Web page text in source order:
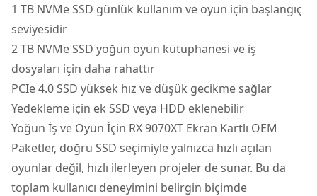
1 TB NVMe SSD günlük kullanım ve oyun için başlangıç
seviyesidir
2 TB NVMe SSD yoğun oyun kütüphanesi ve iş
dosyaları için daha rahattır
PCIe 4.0 SSD yüksek hız ve düşük gecikme sağlar
Yedekleme için ek SSD veya HDD eklenebilir
Yoğun İş ve Oyun İçin RX 9070XT Ekran Kartlı OEM
Paketler, doğru SSD seçimiyle yalnızca hızlı açılan
oyunlar değil, hızlı ilerleyen projeler de sunar. Bu da
toplam kullanıcı deneyimini belirgin biçimde